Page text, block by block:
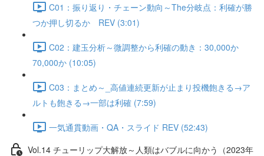
C01：振り返り・チェーン動向～The分岐点：利確が勝
つか押し切るか REV (3:01)
C02：建玉分析～微調整から利確の動き：30,000か
70,000か (10:05)
C03：まとめ～_高値連続更新が止まり投機飽きる→ア
ルトも飽きる→一部は利確 (7:59)
一気通貫動画・QA・スライド REV (52:43)
Vol.14 チューリップ大解放～人類はバブルに向かう（2023年